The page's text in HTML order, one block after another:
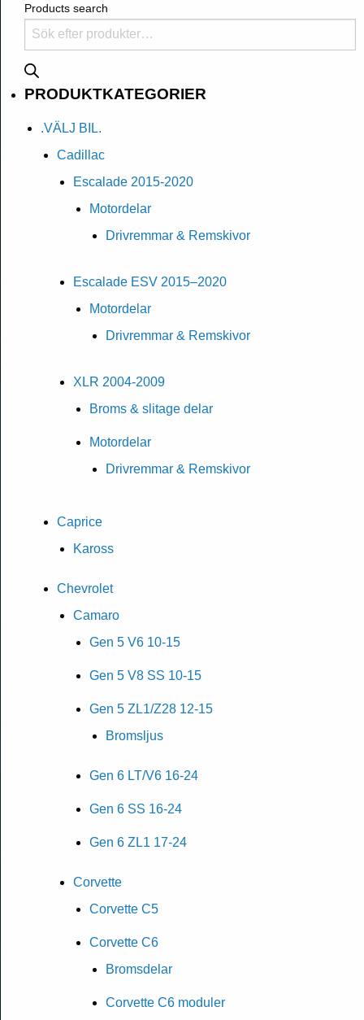
Products search
PRODUKTKATEGORIER
.VÄLJ BIL.
Cadillac
Escalade 2015-2020
Motordelar
Drivremmar & Remskivor
Escalade ESV 2015–2020
Motordelar
Drivremmar & Remskivor
XLR 2004-2009
Broms & slitage delar
Motordelar
Drivremmar & Remskivor
Caprice
Kaross
Chevrolet
Camaro
Gen 5 V6 10-15
Gen 5 V8 SS 10-15
Gen 5 ZL1/Z28 12-15
Bromsljus
Gen 6 LT/V6 16-24
Gen 6 SS 16-24
Gen 6 ZL1 17-24
Corvette
Corvette C5
Corvette C6
Bromsdelar
Corvette C6 moduler